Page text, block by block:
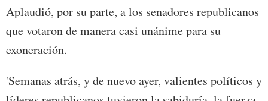
Aplaudió, por su parte, a los senadores republicanos
que votaron de manera casi unánime para su
exoneración.
'Semanas atrás, y de nuevo ayer, valientes políticos y